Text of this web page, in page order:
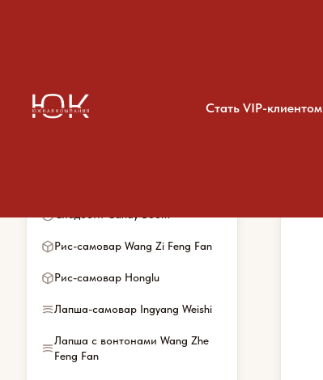
Стать VIP-клиентом
Рис-самовар Wang Zi Feng Fan
Рис-самовар Honglu
Лапша-самовар Ingyang Weishi
Лапша с вонтонами Wang Zhe
Feng Fan